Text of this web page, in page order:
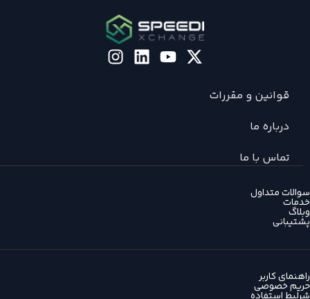
قوانین و مقررات
درباره ما
تماس با ما
سوالات متداول
خدمات
وبلاگ
پشتیبانی
راهنمای کاربر
حریم خصوصی